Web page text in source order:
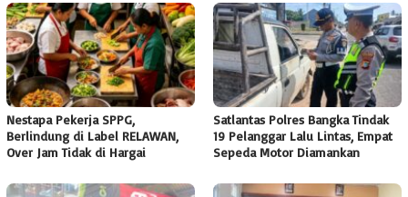
Nestapa Pekerja SPPG,
Berlindung di Label RELAWAN,
Over Jam Tidak di Hargai
Satlantas Polres Bangka Tindak
19 Pelanggar Lalu Lintas, Empat
Sepeda Motor Diamankan